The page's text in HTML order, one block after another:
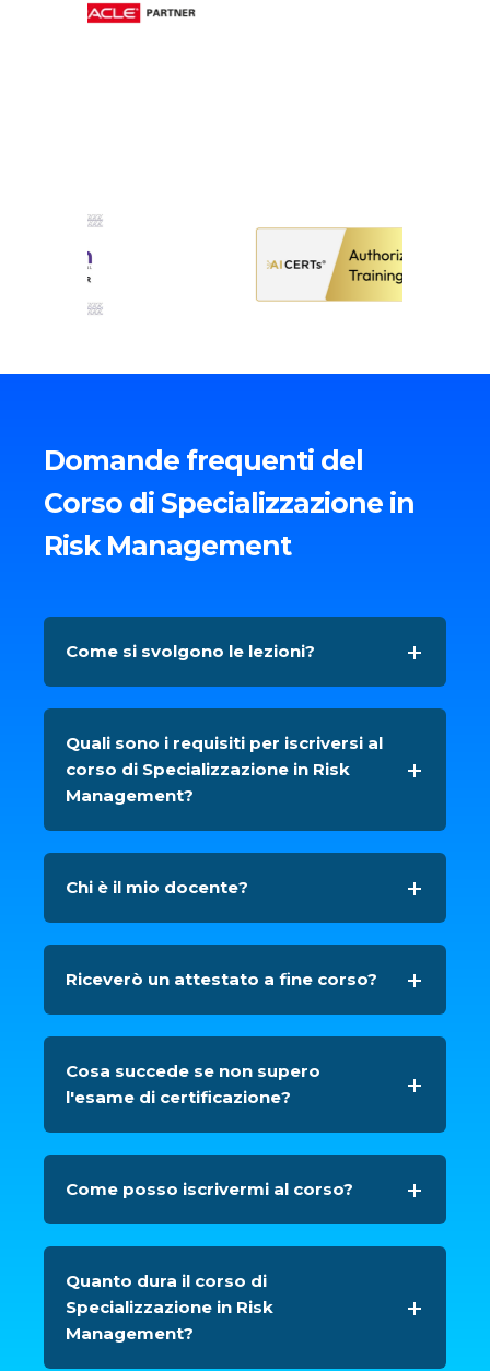
Domande frequenti del
Corso di Specializzazione in
Risk Management
Come si svolgono le lezioni?
Quali sono i requisiti per iscriversi al
corso di Specializzazione in Risk
Management?
Chi è il mio docente?
Riceverò un attestato a fine corso?
Cosa succede se non supero
l'esame di certificazione?
Come posso iscrivermi al corso?
Quanto dura il corso di
Specializzazione in Risk
Management?